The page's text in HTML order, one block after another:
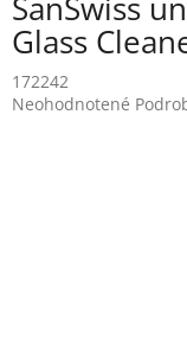
SanSwiss
Glass
172242
Priemerné
Neohodnotené